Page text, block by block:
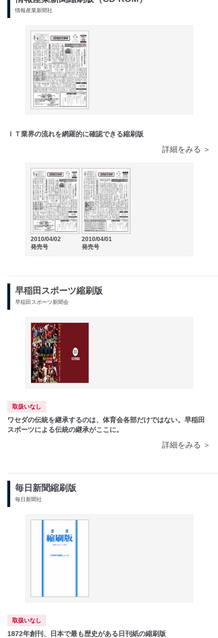
情報産業新聞社
ＩＴ業界の流れを網羅的に確認できる縮刷版
詳細をみる ＞
2010/04/02
発売号
2010/04/01
発売号
早稲田スポーツ縮刷版
早稲田スポーツ新聞会
取扱いなし
ワセダの伝統を継承するのは、体育会各部だけではない。早稲田
スポーツによる伝統の継承がここに。
詳細をみる ＞
毎日新聞縮刷版
毎日新聞社
取扱いなし
1872年創刊、日本で最も歴史がある日刊紙の縮刷版